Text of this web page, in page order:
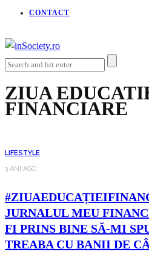
CONTACT
ZIUA
FINANCIARE
LIFESTYLE
3 ANI AGO
JURNALUL MEU
FI PRINS BINE SĂ-MI
TREABA CU BANII DE